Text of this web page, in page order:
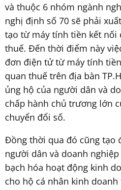
và thuộc 6 nhóm ngành
nghị định số 70 sẽ phải
tạo từ máy tính tiền kết nối
thuế. Đến thời điểm này
đơn điện tử từ máy tính
quan thuế trên địa bàn
ủng hộ của người dân và
chấp hành chủ trương lớn
chuyển đổi số.
Đồng thời qua đó cũng tạo
người dân và doanh
bạch hóa hoạt động kinh
cho hộ cá nhân kinh